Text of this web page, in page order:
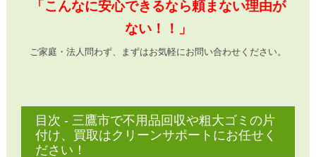
「こんなに安心できるなら頼まない理由が
ない！！」
ご家庭・法人問わず、まずはお気軽にお問い合わせください。
目次 - 三鷹市で不用品回収や粗大ゴミの片
付け、買取はクリーンサポートにお任せく
ださい！